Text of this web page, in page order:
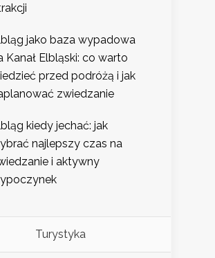
jako baza wypadowa
Kanał Elbląski: co warto
przed podróżą i jak
zwiedzanie
kiedy jechać: jak
najlepszy czas na
i aktywny
Turystyka